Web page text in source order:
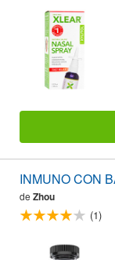
INMUNO CON
de Zhou
(1)